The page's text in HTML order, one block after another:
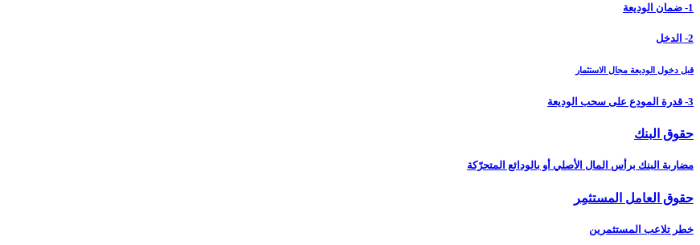
1- ضمان الوديعة
2- الدخل
قبل دخول الوديعة مجال الاستثمار
3- قدرة المودِع على سحب الوديعة
حقوق البنك
مضاربة البنك برأس المال الأصلي أو بالودائع المتحرّكة
حقوق العامل المستثمِر
خطر تلاعب المستثمرين